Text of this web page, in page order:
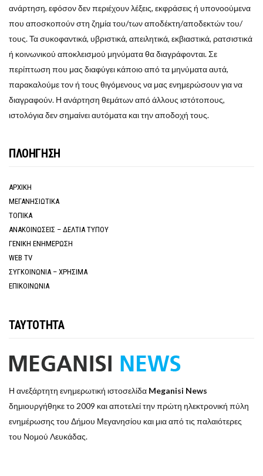
ανάρτηση, εφόσον δεν περιέχουν λέξεις, εκφράσεις ή υπονοούμενα
που αποσκοπούν στη ζημία του/των αποδέκτη/αποδεκτών του/
τους. Τα συκοφαντικά, υβριστικά, απειλητικά, εκβιαστικά, ρατσιστικά
ή κοινωνικού αποκλεισμού μηνύματα θα διαγράφονται. Σε
περίπτωση που μας διαφύγει κάποιο από τα μηνύματα αυτά,
παρακαλούμε τον ή τους θιγόμενους να μας ενημερώσουν για να
διαγραφούν. Η ανάρτηση θεμάτων από άλλους ιστότοπους,
ιστολόγια δεν σημαίνει αυτόματα και την αποδοχή τους.
ΠΛΟΗΓΗΣΗ
ΑΡΧΙΚΗ
ΜΕΓΑΝΗΣΙΩΤΙΚΑ
ΤΟΠΙΚΑ
ΑΝΑΚΟΙΝΩΣΕΙΣ – ΔΕΛΤΙΑ ΤΥΠΟΥ
ΓΕΝΙΚΗ ΕΝΗΜΕΡΩΣΗ
WEB TV
ΣΥΓΚΟΙΝΩΝΙΑ – ΧΡΗΣΙΜΑ
ΕΠΙΚΟΙΝΩΝΙΑ
ΤΑΥΤΟΤΗΤΑ
Η ανεξάρτητη ενημερωτική ιστοσελίδα Meganisi News
δημιουργήθηκε το 2009 και αποτελεί την πρώτη ηλεκτρονική πύλη
ενημέρωσης του Δήμου Μεγανησίου και μια από τις παλαιότερες
του Νομού Λευκάδας.